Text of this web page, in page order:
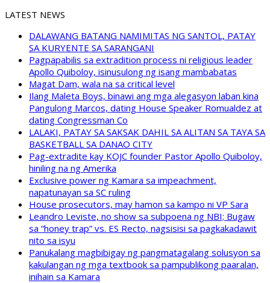
LATEST NEWS
DALAWANG BATANG NAMIMITAS NG SANTOL, PATAY
SA KURYENTE SA SARANGANI
Pagpapabilis sa extradition process ni religious leader
Apollo Quiboloy, isinusulong ng isang mambabatas
Magat Dam, wala na sa critical level
Ilang Maleta Boys, binawi ang mga alegasyon laban kina
Pangulong Marcos, dating House Speaker Romualdez at
dating Congressman Co
LALAKI, PATAY SA SAKSAK DAHIL SA ALITAN SA TAYA SA
BASKETBALL SA DANAO CITY
Pag-extradite kay KOJC founder Pastor Apollo Quiboloy,
hiniling na ng Amerika
Exclusive power ng Kamara sa impeachment,
napatunayan sa SC ruling
House prosecutors, may hamon sa kampo ni VP Sara
Leandro Leviste, no show sa subpoena ng NBI; Bugaw
sa “honey trap” vs. ES Recto, nagsisisi sa pagkakadawit
nito sa isyu
Panukalang magbibigay ng pangmatagalang solusyon sa
kakulangan ng mga textbook sa pampublikong paaralan,
inihain sa Kamara